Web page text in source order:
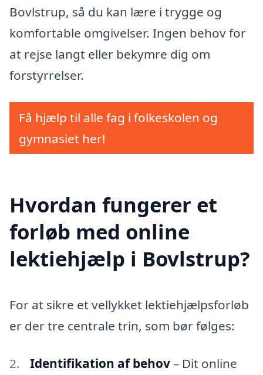
Bovlstrup, så du kan lære i trygge og
komfortable omgivelser. Ingen behov for
at rejse langt eller bekymre dig om
forstyrrelser.
Få hjælp til alle fag i folkeskolen og
gymnasiet her!
Hvordan fungerer et
forløb med online
lektiehjælp i Bovlstrup?
For at sikre et vellykket lektiehjælpsforløb
er der tre centrale trin, som bør følges:
Identifikation af behov– Dit online